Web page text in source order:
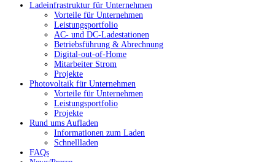
Ladeinfrastruktur für Unternehmen
Vorteile für Unternehmen
Leistungsportfolio
AC- und DC-Ladestationen
Betriebsführung & Abrechnung
Digital-out-of-Home
Mitarbeiter Strom
Projekte
Photovoltaik für Unternehmen
Vorteile für Unternehmen
Leistungsportfolio
Projekte
Rund ums Aufladen
Informationen zum Laden
Schnellladen
FAQs